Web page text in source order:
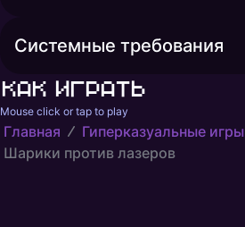
Системные требования
Как играть
Mouse click or tap to play
Главная
Гиперказуальные игры
Шарики против лазеров